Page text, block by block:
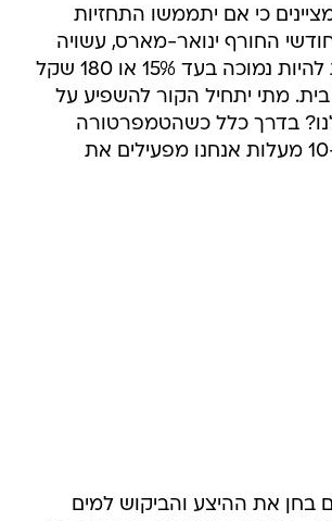
כי אם יתממשו התחזיות
החורף ינואר-מארס, עשויה
הצריכה הביתית להיות נמוכה בעד 15% או 180 שקל
מתי יתחיל הקור להשפיע על
בדרך כלל כשהטמפרטורה
יורדת מתחת ל-10 מעלות אנחנו מפעילים את
את ההיצע והביקוש למים